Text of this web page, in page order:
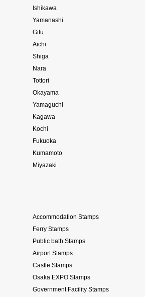
Ishikawa
Yamanashi
Gifu
Aichi
Shiga
Nara
Tottori
Okayama
Yamaguchi
Kagawa
Kochi
Fukuoka
Kumamoto
Miyazaki
Accommodation Stamps
Ferry Stamps
Public bath Stamps
Airport Stamps
Castle Stamps
Osaka EXPO Stamps
Government Facility Stamps